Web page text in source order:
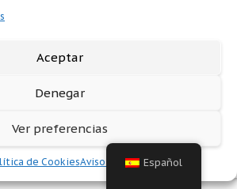
Aceptar
Denegar
Ver preferencias
de CookiesAviso legal Español